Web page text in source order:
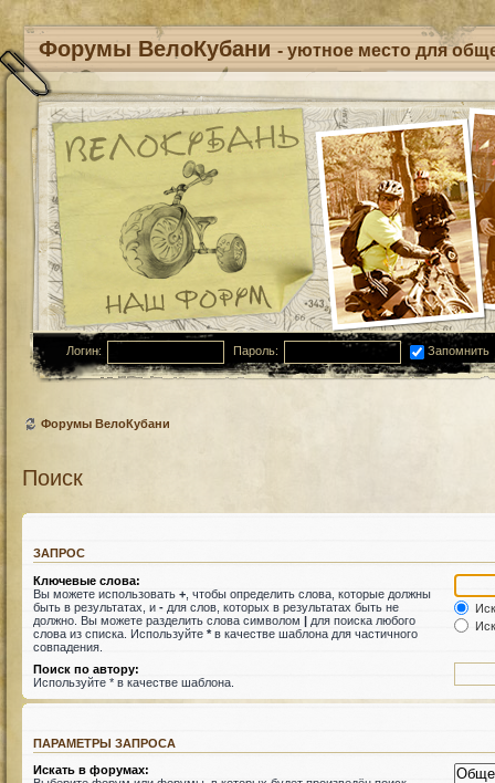
Форумы ВелоКубани - уютное место для
Логин: Пароль: Запомнить
Форумы ВелоКубани
Поиск
ЗАПРОС
Ключевые слова:
Вы можете использовать + , чтобы определить слова, которые должны
быть в результатах, и - для слов, которых в результатах быть не
должно. Вы можете разделить слова символом | для поиска любого
слова из списка. Используйте *в качестве шаблона для частичного
совпадения.
Поиск по автору:
Используйте * в качестве шаблона.
ПАРАМЕТРЫ ЗАПРОСА
Искать в форумах: